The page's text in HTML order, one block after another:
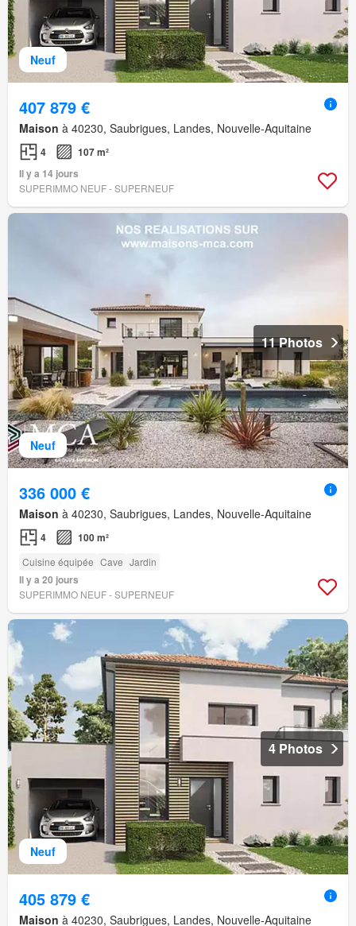
Neuf
407 879 €
Maison à 40230, Saubrigues, Landes, Nouvelle-Aquitaine
4
107 m²
Il y a 14 jours
SUPERIMMO NEUF - SUPERNEUF
Neuf
11 Photos
336 000 €
Maison à 40230, Saubrigues, Landes, Nouvelle-Aquitaine
4 100 m²
Cuisine équipée Cave Jardin
Il y a 20 jours
SUPERIMMO NEUF - SUPERNEUF
Neuf
4 Photos
405 879 €
Maison à 40230, Saubrigues, Landes, Nouvelle-Aquitaine